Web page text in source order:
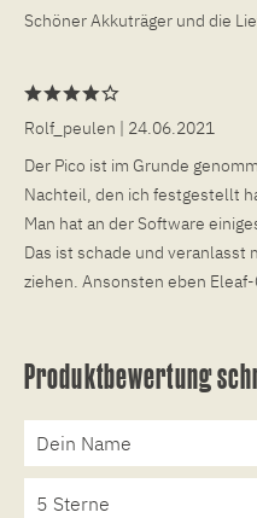
Schöner Akkuträger und die
Rolf_peulen | 24.06.2021
Der Pico ist im Grunde
Nachteil, den ich festgestellt
Man hat an der Software
Das ist schade und veranlasst
ziehen. Ansonsten eben
Produktbewertung